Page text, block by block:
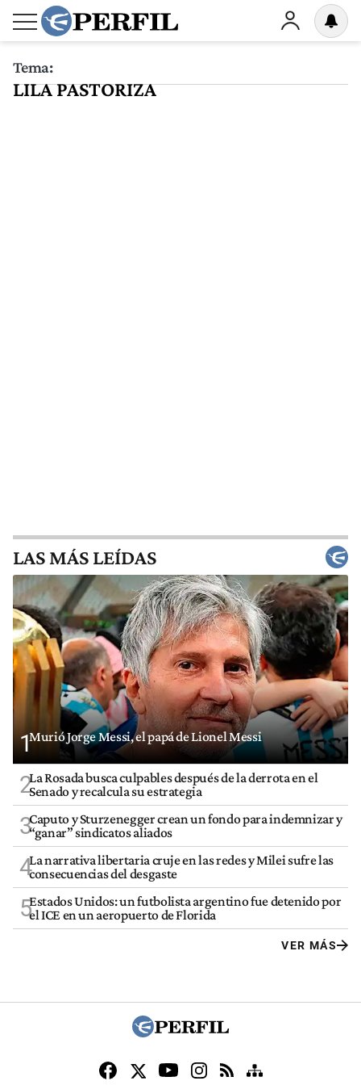
Tema:
LILA PASTORIZA
LAS MÁS LEÍDAS
1Murió Jorge Messi, el papá de Lionel Messi
2La Rosada busca culpables después de la derrota en el
Senado y recalcula su estrategia
3Caputo y Sturzenegger crean un fondo para indemnizar y
“ganar” sindicatos aliados
4La narrativa libertaria cruje en las redes y Milei sufre las
consecuencias del desgaste
5Estados Unidos: un futbolista argentino fue detenido por
el ICE en un aeropuerto de Florida
VER MÁS